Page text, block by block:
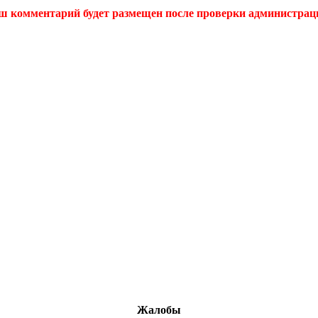
комментарий будет размещен после проверки
Жалобы